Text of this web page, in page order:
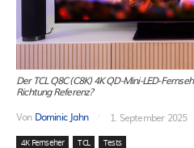
Der TCL Q8C (C8K) 4K QD-Mini-LED-
Richtung Referenz?
Von Dominic Jahn 1. September 2025
4K Fernseher TCL Tests